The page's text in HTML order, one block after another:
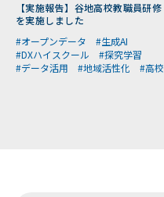
【実施報告】谷地高校教職員研修
を実施しました
#オープンデータ
#生成AI
#DXハイスクール
#探究学習
#データ活用
#地域活性化 #高校